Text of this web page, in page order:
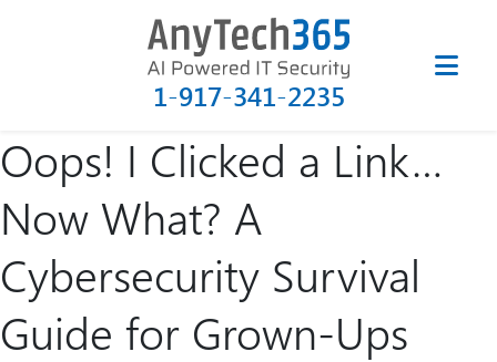
1-917-341-2235
Oops! I Clicked a Link…
Now What? A
Cybersecurity Survival
Guide for Grown-Ups